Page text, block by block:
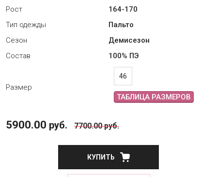
Рост
164-170
Тип одежды
Пальто
Сезон
Демисезон
Состав
100% ПЭ
Размер
46
ТАБЛИЦА РАЗМЕРОВ
5900.00 руб. 7700.00 руб.
КУПИТЬ